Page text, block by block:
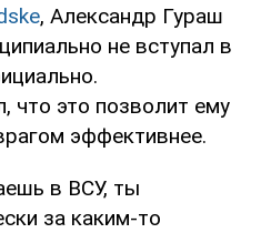
, Александр Гураш
не вступал в
что это позволит ему
эффективнее.
в ВСУ, ты
за каким-то